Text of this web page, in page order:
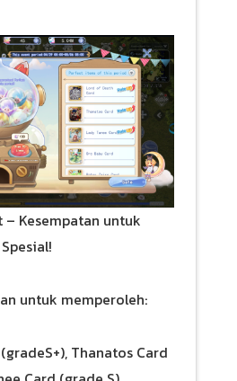
– Kesempatan untuk
untuk memperoleh:
Thanatos Card